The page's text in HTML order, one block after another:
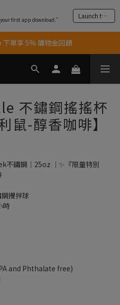
first app download.” Launch the app
單享 5% 購物金回饋
單享 5% 購物金回饋
】享全單95折優惠！
單享 5% 購物金回饋
不鏽鋼搖搖杯
鼠-醇香咖啡】
鏽鋼｜25oz ｜✨『限量特別
攪拌球
時
and Phthalate free)